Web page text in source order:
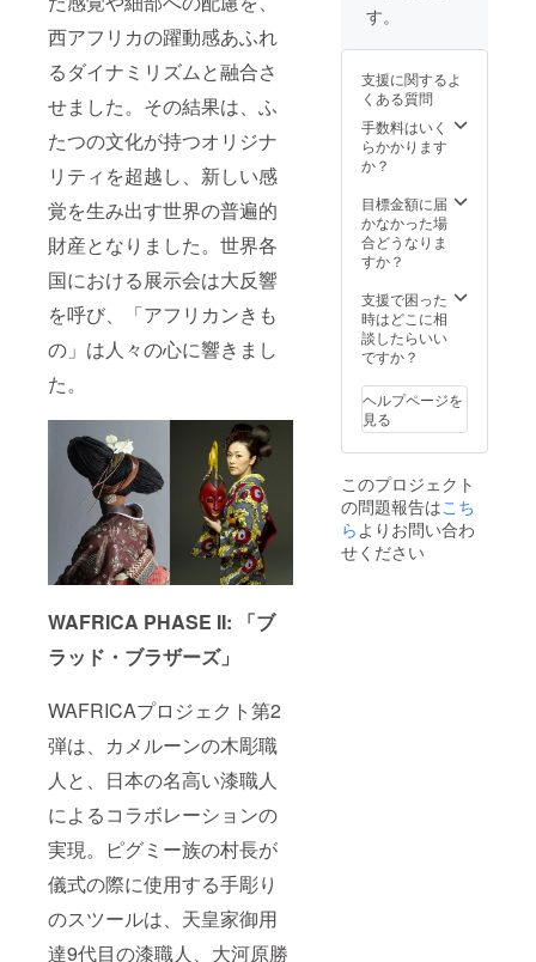
西アフリカの躍動感あふれ
るダイナミリズムと融合さ
せました。その結果は、ふ
たつの文化が持つオリジナ
リティを超越し、新しい感
覚を生み出す世界の普遍的
財産となりました。世界各
国における展示会は大反響
を呼び、「アフリカンきも
の」は人々の心に響きまし
た。
WAFRICA PHASE II: 「ブ
ラッド・ブラザーズ」
WAFRICAプロジェクト第2
弾は、カメルーンの木彫職
人と、日本の名高い漆職人
によるコラボレーションの
実現。ピグミー族の村長が
儀式の際に使用する手彫り
のスツールは、天皇家御用
達9代目の漆職人、大河原勝
みのク
ティ。
WAFRI
CA創立
者セル
ジュの
ピレー
ション
により
セレク
生地と
形で、
あなた
オリジ
着物を
お作り
し、お
届けし
（身長
をお知
らせく
ださ
い）
す。
支援に関するよ
くある質問
手数料はいく
らかかります
か？
目標金額に届
かなかった場
合どうなりま
すか？
支援で困った
時はどこに相
談したらいい
ですか？
ヘルプページを
見る
このプロジェクト
の問題報告はこち
ら よりお問い合わ
せください